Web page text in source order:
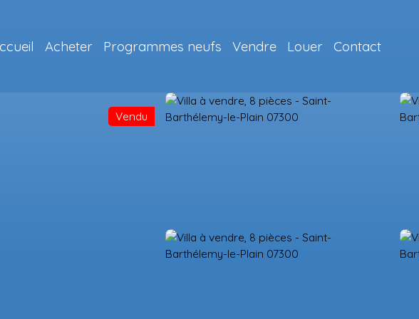
Acheter Programmes neufs Vendre Louer Contact
Vendu